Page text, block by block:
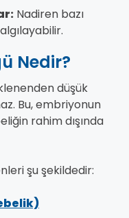
Nadiren bazı
Nedir?
düşük
Bu, embriyonun
rahim dışında
şu şekildedir: